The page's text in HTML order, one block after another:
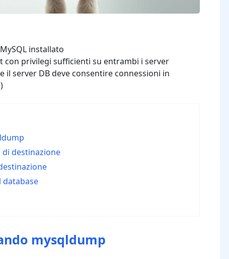
installato
con privilegi sufficienti su entrambi i server
il server DB deve consentire connessioni in
destinazione
database
mysqldump